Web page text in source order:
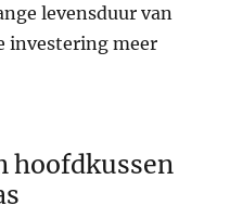
levensduur van
investering meer
hoofdkussen